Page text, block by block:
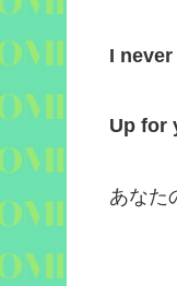
I
Up for
あなた